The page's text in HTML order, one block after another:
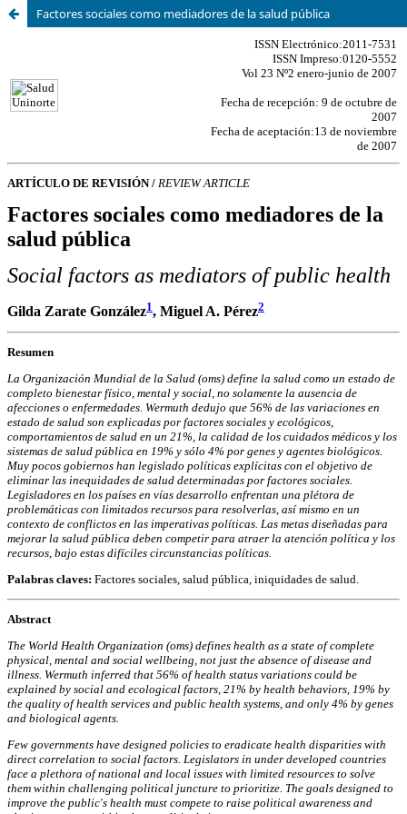
Factores sociales como mediadores de la salud pública